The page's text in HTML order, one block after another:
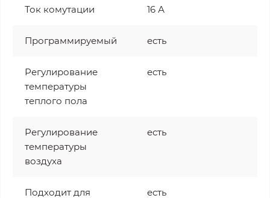
Ток комутации 16 А
Программируемый есть
Регулирование
температуры
теплого пола
есть
Регулирование
температуры
воздуха
есть
Подходит для есть